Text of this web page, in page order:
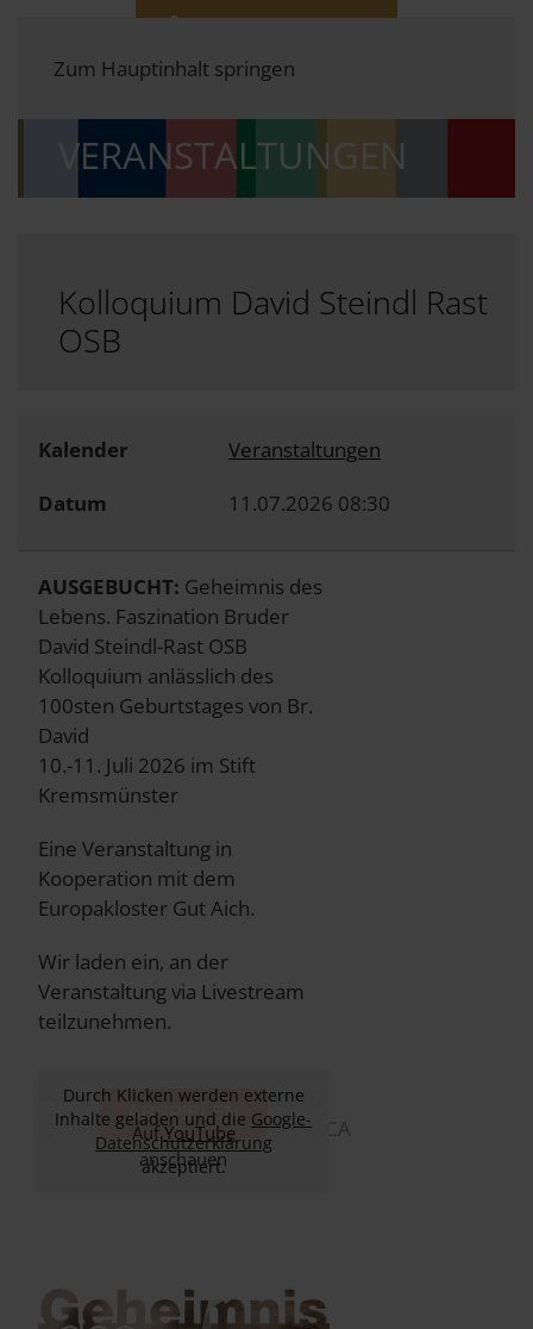
Zum Hauptinhalt springen
VERANSTALTUNGEN
Kolloquium David Steindl Rast
OSB
Kalender
Veranstaltungen
Datum
11.07.2026 08:30
AUSGEBUCHT: Geheimnis des
Lebens. Faszination Bruder
David Steindl-Rast OSB
Kolloquium anlässlich des
100sten Geburtstages von Br.
David
10.-11. Juli 2026 im Stift
Kremsmünster
Eine Veranstaltung in
Kooperation mit dem
Europakloster Gut Aich.
Wir laden ein, an der
Veranstaltung via Livestream
teilzunehmen.
ABSPIELEN
Durch Klicken werden externe
Inhalte geladen und die Google-
Datenschutzerklärung
akzeptiert.
AufYouTube
anschauen